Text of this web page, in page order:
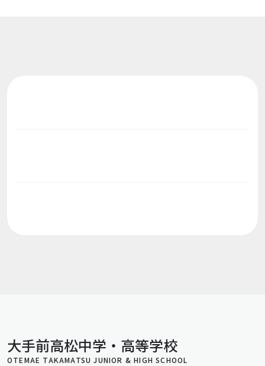
大手前高松中学・高等学校
OTEMAE TAKAMATSU JUNIOR & HIGH SCHOOL